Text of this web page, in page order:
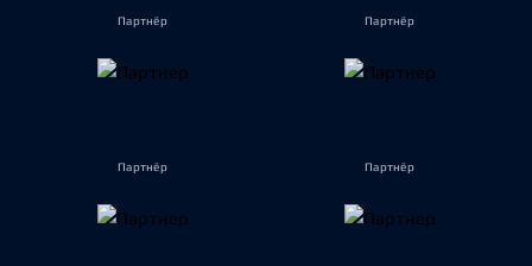
Партнёр Партнёр
Партнёр Партнёр